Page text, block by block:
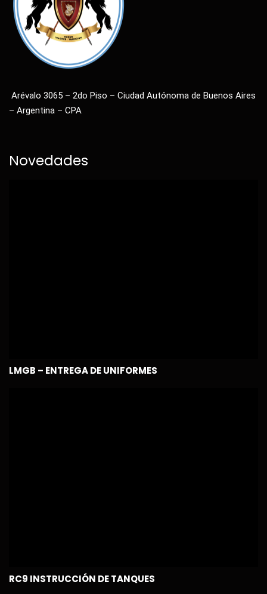
Arévalo 3065 – 2do Piso – Ciudad Autónoma de Buenos Aires
– Argentina – CPA
Novedades
LMGB – ENTREGA DE UNIFORMES
RC9 INSTRUCCIÓN DE TANQUES